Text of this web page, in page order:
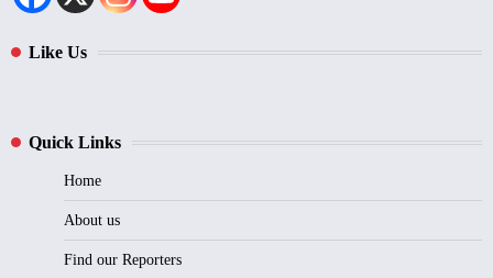
Like Us
Quick Links
Home
About us
Find our Reporters